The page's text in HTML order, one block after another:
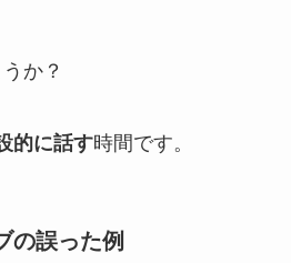
か？
的に話す時間です。
の誤った例